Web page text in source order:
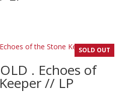
SOLD OUT
. Echoes of
// LP